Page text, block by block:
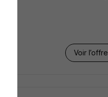
Voir l’offre